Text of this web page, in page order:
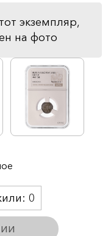
экземпляр,
на фото
0